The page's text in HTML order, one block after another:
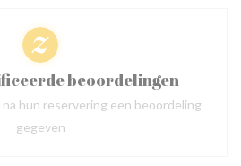
beoordelingen
hun reservering een beoordeling
gegeven